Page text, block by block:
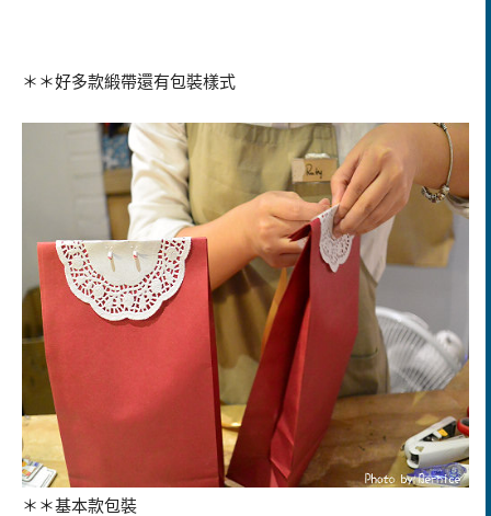
＊＊好多款緞帶還有包裝樣式
＊＊基本款包裝